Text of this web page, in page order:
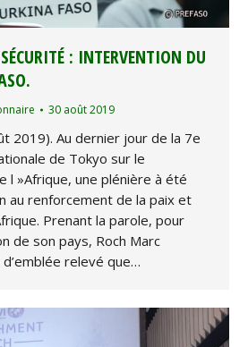
: INTERVENTION DU
30 août 2019
2019). Au dernier jour de la 7e
de Tokyo sur le
l »Afrique, une plénière à été
au renforcement de la paix et
Prenant la parole, pour
de son pays, Roch Marc
relevé que…